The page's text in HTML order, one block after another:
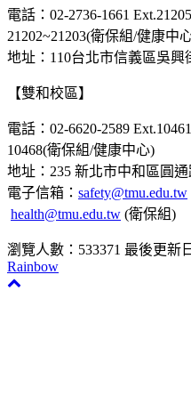
電話：02-2736-1661
21202~21203(衛保組/健康中
地址：110台北市信義區吳興
【雙和校區】
電話：02-6620-2589
10468(衛保組/健康中心)
地址：235 新北市中和區圓通
電子信箱： safety@tmu.edu.tw
health@tmu.edu.tw (衛保組)
瀏覽人數：533371 最後更新
Rainbow